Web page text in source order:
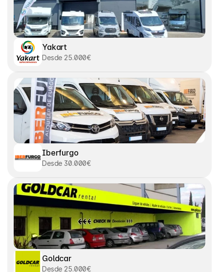
Yakart
Desde 25.000€
Iberfurgo
Desde 30.000€
Goldcar
Desde 25.000€